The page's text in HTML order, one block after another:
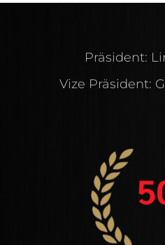
Präsident:
Vize Präsident: